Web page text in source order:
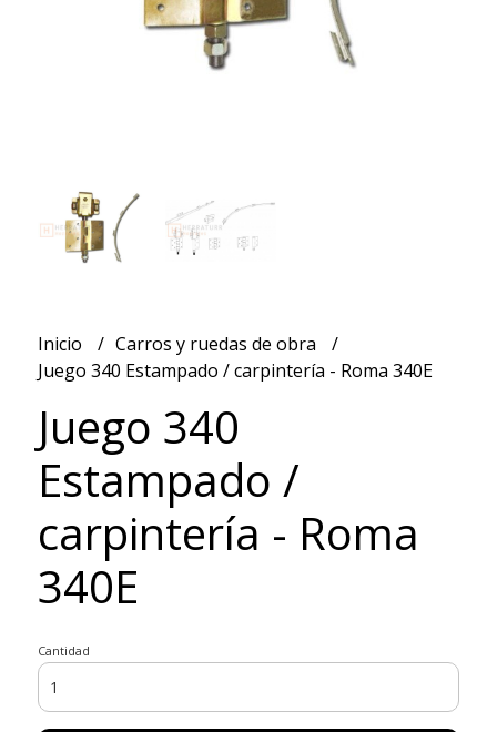
Inicio
Carros y ruedas de obra
Juego 340 Estampado / carpintería - Roma 340E
Juego 340
Estampado /
carpintería - Roma
340E
Cantidad